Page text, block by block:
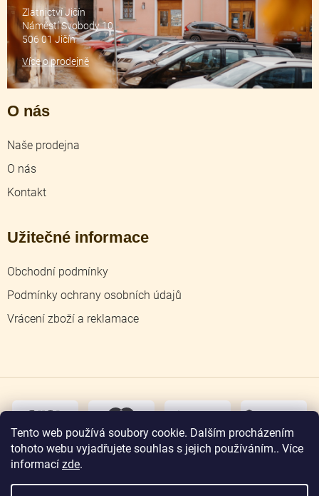
Tento web používá soubory cookie. Dalším procházením
tohoto webu vyjadřujete souhlas s jejich používáním.. Více
informací zde.
O nás
Naše prodejna
O nás
Kontakt
Užitečné informace
Obchodní podmínky
Podmínky ochrany osobních údajů
Vrácení zboží a reklamace
Zlatnictví Jičín
Náměstí Svobody 10
506 01 Jičín
Více o prodejně
osobní